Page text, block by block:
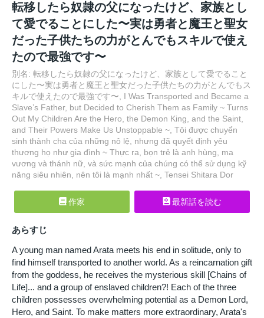
転移したら奴隷の父になったけど、家族とし
て愛でることにした〜実は勇者と魔王と聖女
だった子供たちの力がとんでもスキルで使え
たので最強です〜
別名: 転移したら奴隷の父になったけど、家族として愛でること
にした〜実は勇者と魔王と聖女だった子供たちの力がとんでもス
キルで使えたので最強です〜, I Was Transported and Became a
Slave’s Father, but Decided to Cherish Them as Family ~ Turns
Out My Children Are the Hero, the Demon King, and the Saint,
and Their Powers Make Us Unstoppable ~, Tôi được chuyển
sinh thành cha của những nô lệ, nhưng đã quyết định yêu
thương họ như gia đình ~ Thực ra, bọn trẻ là anh hùng, ma
vương và thánh nữ, và sức mạnh của chúng có thể sử dụng kỹ
năng siêu nhiên, nên tôi là mạnh nhất ~, Tensei Shitara Dor
作家 最新話を読む
あらすじ
A young man named Arata meets his end in solitude, only to
find himself transported to another world. As a reincarnation gift
from the goddess, he receives the mysterious skill [Chains of
Life]... and a group of enslaved children?! Each of the three
children possesses overwhelming potential as a Demon Lord,
Hero, and Saint. To make matters more extraordinary, Arata's